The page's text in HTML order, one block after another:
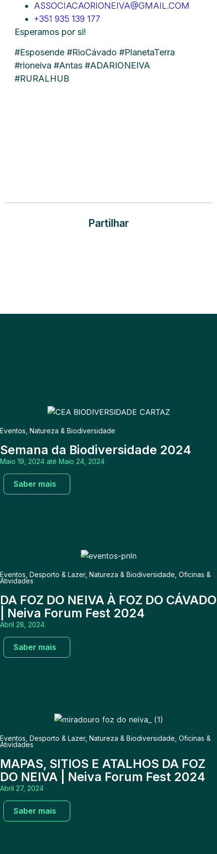
ASSOCIACAORIONEIVA@GMAIL.COM
+351 935 139 177
Esperamos por si!
#Esposende #RioCávado #PlanetaTerra
#rioneiva #Antas #ADARIONEIVA
#RURALHUB
Partilhar
Eventos Natureza & Biodiversidade
Semana da Biodiversidade 2024
Maio 19, 2024 até Maio 24, 2024
Saber mais
Eventos Desporto & Lazer, Natureza & Biodiversidade Oficinas &
Atividades
DA FOZ DO NEIVA À FOZ DO CÁVADO
| Neiva Forum Fest 2024
Abril 28, 2024
Saber mais
Eventos Desporto & Lazer, Natureza & Biodiversidade Oficinas &
Atividades
MAPAS, SITIOS E ATALHOS DA FOZ
DO NEIVA | Neiva Forum Fest 2024
Abril 27, 2024
Saber mais